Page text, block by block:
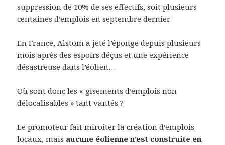
suppression de 10% de ses effectifs, soit plusieurs
centaines d’emplois en septembre dernier.
En France, Alstom a jeté l’éponge depuis plusieurs
mois après des espoirs déçus et une expérience
désastreuse dans l’éolien…
Où sont donc les « gisements d’emplois non
délocalisables » tant vantés ?
Le promoteur fait miroiter la création d’emplois
locaux, mais aucune éolienne n’est construite en